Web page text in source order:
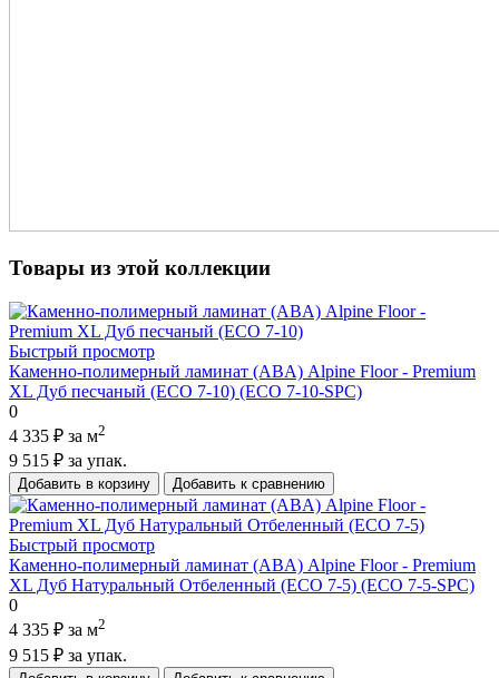
Товары из этой коллекции
Быстрый просмотр
Каменно-полимерный ламинат (ABA) Alpine Floor - Premium
XL Дуб песчаный (ECO 7-10) (ECO 7-10-SPC)
0
4 335 ₽ за м2
9 515 ₽ за упак.
Добавить в корзину Добавить к сравнению
Быстрый просмотр
Каменно-полимерный ламинат (ABA) Alpine Floor - Premium
XL Дуб Натуральный Отбеленный (ECO 7-5) (ECO 7-5-SPC)
0
4 335 ₽ за м2
9 515 ₽ за упак.